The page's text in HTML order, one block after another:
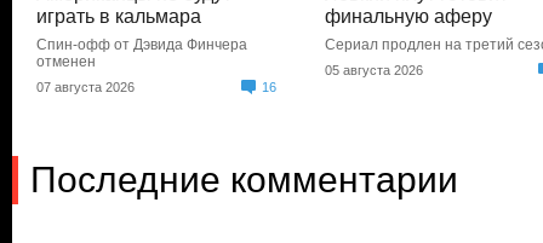
играть в кальмара
Спин-офф от Дэвида Финчера
отменен
07 августа 2026 16
финальную аферу
Сериал продлен на третий
05 августа 2026
Последние комментарии